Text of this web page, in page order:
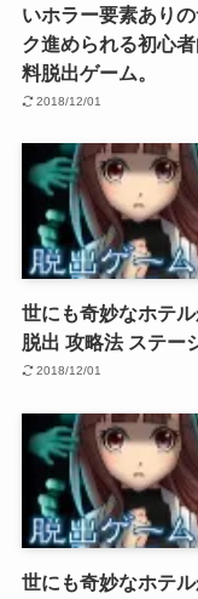
いホラー要素あり
ク進められる初心
料脱出ゲーム。
2018/12/01
世にも奇妙なホテ
脱出 攻略法 ステー
2018/12/01
世にも奇妙なホテ